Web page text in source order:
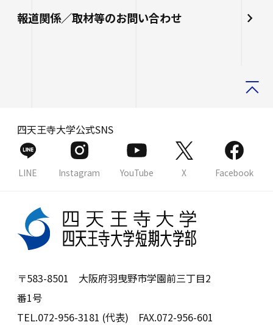
報道関係／取材等のお問い合わせ
四天王寺大学公式SNS
LINE Instagram YouTube X Facebook
〒583-8501 大阪府羽曳野市学園前三丁目2
番1号
TEL.072-956-3181 (代表) FAX.072-956-601